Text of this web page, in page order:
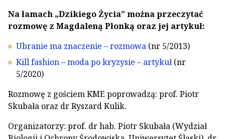
Na łamach „Dzikiego Życia” można przeczytać
rozmowę z Magdaleną Płonką oraz jej artykuł:
Ubranie ma znaczenie – rozmowa (nr 5/2013)
Kill fashion – moda po kryzysie – artykuł (nr
5/2020)
Rozmowę z gościem KME poprowadzą: prof. Piotr
Skubała oraz dr Ryszard Kulik.
Organizatorzy: prof. dr hab. Piotr Skubała (Wydział